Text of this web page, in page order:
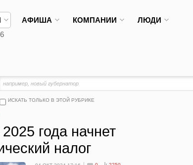
АФИША КОМПАНИИ ЛЮДИ
ИСКАТЬ ТОЛЬКО В ЭТОЙ РУБРИКЕ
года начнет
налог